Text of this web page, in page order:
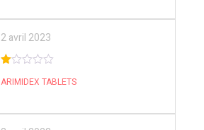
2 avril 2023
ou
5
ARIMIDEX TABLETS